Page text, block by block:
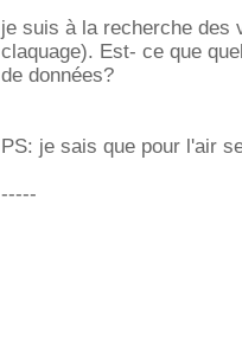
je suis à la recherche des
claquage). Est- ce que
de données?
PS: je sais que pour l'air
-----